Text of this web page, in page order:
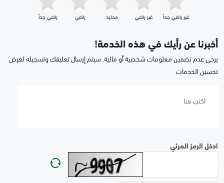
غير راضي جداّ غير راضي محايد راضي راضي جداّ
أخبرنا عن رأيك في هذه الخدمة!
يرجى عدم تضمين معلومات شخصية أو مالية. سيتم إرسال تعليقك وتسجيله لغرض
تحسين الخدمات
ادخل الرمز المرئي